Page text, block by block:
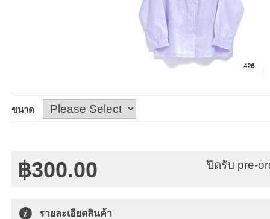
ขนาด
฿300.00 ปิดรับ pre-
รายละเอียดสินค้า